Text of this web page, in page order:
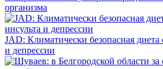
организма
JAD: Климатически безопасная диета
и депрессии